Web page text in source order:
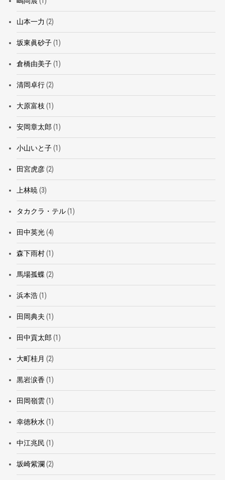
山本一力 (2)
坂東眞砂子(1)
倉橋由美子(1)
清岡卓行(2)
大原富枝 (1)
安岡章太郎 (1)
小山いと子(1)
田宮虎彦(2)
上林暁 (3)
タカクラ・テル(1)
田中英光(4)
森下雨村(1)
馬場孤蝶 (2)
浜本浩(1)
田岡典夫 (1)
田中貢太郎 (1)
大町桂月 (2)
黒岩涙香(1)
田岡嶺雲(1)
幸徳秋水 (1)
中江兆民 (1)
坂崎紫瀾(2)